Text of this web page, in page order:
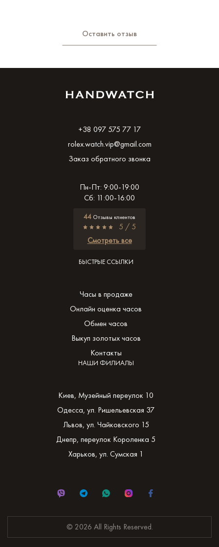
Оставить отзыв
+38 097 575 77 17
rolex.watch.vip@gmail.com
Заказ обратного звонка
Пн-Пт: 9:00-19:00
Сб: 11:00-16:00
44 Отзывы клиентов
5 / 5
Смотреть все
БЫСТРЫЕ ССЫЛКИ
Часы в продаже
Онлайн оценка часов
Обмен часов
Выкуп золотых часов
Контакты
НАШИ ФИЛИАЛЫ
Киев, Музейный переулок 10
Одесса, ул. Ришельевская 37
Львов, ул. Чайковского 15
Днепр, переулок Короленка 5
Харьков, ул. Сумская 1
© 2026 All Rights Reserved.